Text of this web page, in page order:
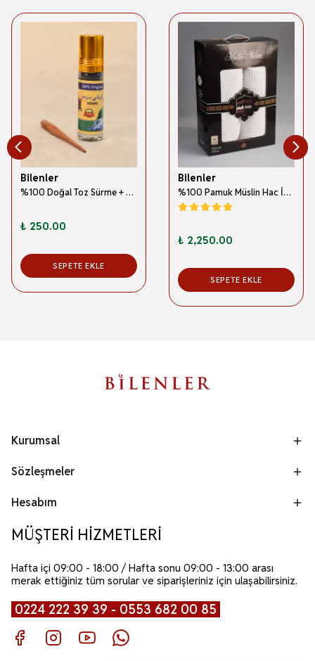
Bilenler
%100 Doğal Toz Sürme + Ahşap Sürme Çubuğu | Geleneksel ve Orijinal Göz Sürmesi
₺ 250.00
SEPETE EKLE
Bilenler
%100 Pamuk Müslin Hac İhramı – Hafif; Dikişsiz ve Antibakteriyel
₺ 2,250.00
SEPETE EKLE
Kurumsal
Sözleşmeler
Hesabım
MÜŞTERİ HİZMETLERİ
Hafta içi 09:00 - 18:00 / Hafta sonu 09:00 - 13:00 arası
merak ettiğiniz tüm sorular ve siparişleriniz için ulaşabilirsiniz.
0224 222 39 39 - 0553 682 00 85